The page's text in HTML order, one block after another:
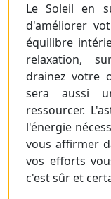
Le Soleil en
d'améliorer
équilibre
relaxation,
drainez votre
sera aussi
ressourcer.
l'énergie
vous affirmer
vos efforts
c'est sûr et